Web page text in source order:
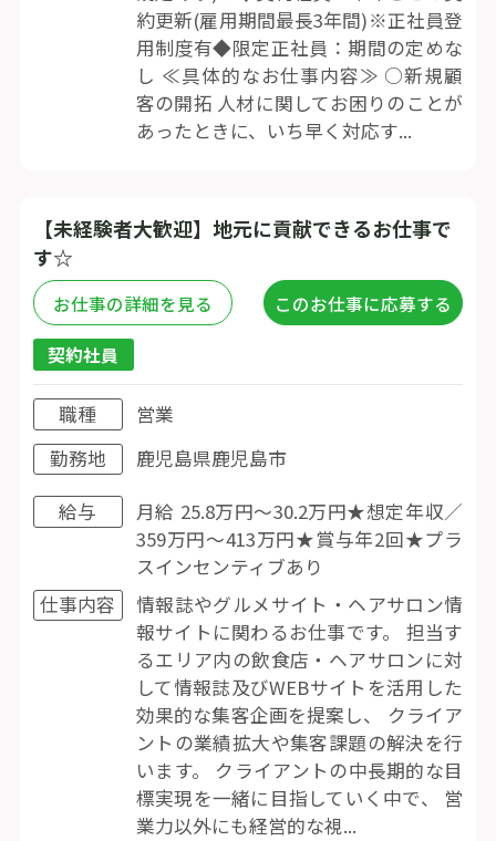
約更新(雇用期間最長3年間)※正社員登
用制度有◆限定正社員：期間の定めな
し ≪具体的なお仕事内容≫ ○新規顧
客の開拓 人材に関してお困りのことが
あったときに、いち早く対応す...
【未経験者大歓迎】地元に貢献できるお仕事で
す☆
お仕事の詳細を見る このお仕事に応募する
契約社員
職種
営業
勤務地
鹿児島県鹿児島市
給与
月給 25.8万円〜30.2万円★想定年収／
359万円〜413万円★賞与年2回★プラ
スインセンティブあり
仕事内容
情報誌やグルメサイト・ヘアサロン情
報サイトに関わるお仕事です。 担当す
るエリア内の飲食店・ヘアサロンに対
して情報誌及びWEBサイトを活用した
効果的な集客企画を提案し、 クライア
ントの業績拡大や集客課題の解決を行
います。 クライアントの中長期的な目
標実現を一緒に目指していく中で、 営
業力以外にも経営的な視...